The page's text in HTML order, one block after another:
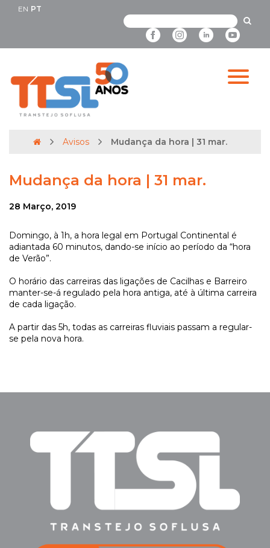
EN PT
Avisos Mudança da hora | 31 mar.
Mudança da hora | 31 mar.
28 Março, 2019
Domingo, à 1h, a hora legal em Portugal Continental é
adiantada 60 minutos, dando-se início ao período da “hora
de Verão”.
O horário das carreiras das ligações de Cacilhas e Barreiro
manter-se-á regulado pela hora antiga, até à última carreira
de cada ligação.
A partir das 5h, todas as carreiras fluviais passam a regular-
se pela nova hora.